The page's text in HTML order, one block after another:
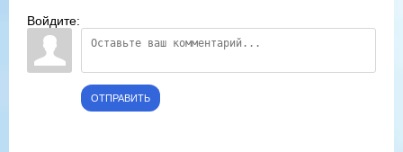
Войдите:
ОТПРАВИТЬ